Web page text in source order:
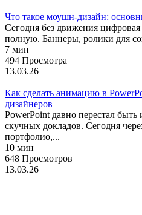
Что такое моушн-дизайн:
Сегодня без движения цифровая
полную. Баннеры, ролики для
7 мин
494 Просмотра
13.03.26
Как сделать анимацию в
дизайнеров
PowerPoint давно перестал быть
скучных докладов. Сегодня
портфолио,...
10 мин
648 Просмотров
13.03.26